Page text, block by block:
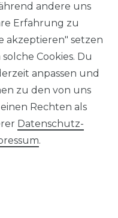
andere uns
Erfahrung zu
akzeptieren" setzen
Cookies. Du
anpassen und
zu den von uns
Rechten als
Daten­schutz­
.
AGB
Widerrufs­recht